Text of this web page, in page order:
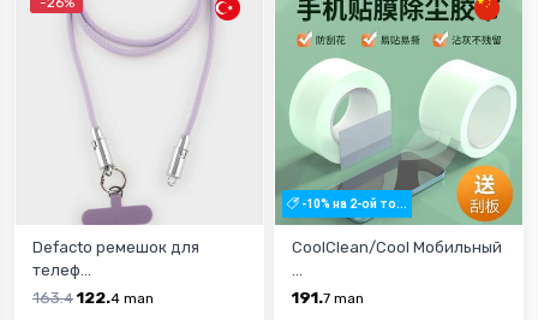
Defacto ремешок для
телеф...
163.4 122.4 man
-10% на 2-ой то...
CoolClean/Cool Мобильный
...
191.7 man